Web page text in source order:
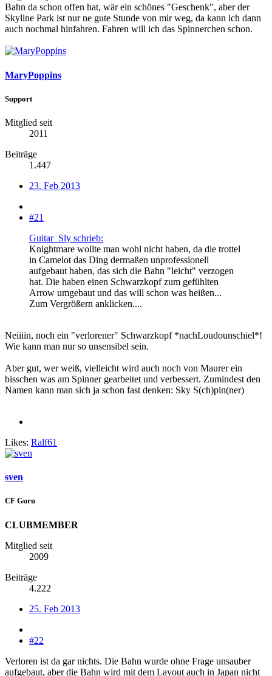
Bahn da schon offen hat, wär ein schönes "Geschenk", aber der
Skyline Park ist nur ne gute Stunde von mir weg, da kann ich dann
auch nochmal hinfahren. Fahren will ich das Spinnerchen schon.
MaryPoppins
Support
Mitglied seit
2011
Beiträge
1.447
23. Feb 2013
#21
Guitar_Sly schrieb:
Knightmare wollte man wohl nicht haben, da die trottel
in Camelot das Ding dermaßen unprofessionell
aufgebaut haben, das sich die Bahn "leicht" verzogen
hat. Die haben einen Schwarzkopf zum gefühlten
Arrow umgebaut und das will schon was heißen...
Zum Vergrößern anklicken....
Neiiiin, noch ein "verlorener" Schwarzkopf *nachLoudounschiel*!
Wie kann man nur so unsensibel sein.
Aber gut, wer weiß, vielleicht wird auch noch von Maurer ein
bisschen was am Spinner gearbeitet und verbessert. Zumindest den
Namen kann man sich ja schon fast denken: Sky S(ch)pin(ner)
Likes: Ralf61
sven
CF Guru
CLUBMEMBER
Mitglied seit
2009
Beiträge
4.222
25. Feb 2013
#22
Verloren ist da gar nichts. Die Bahn wurde ohne Frage unsauber
aufgebaut, aber die Bahn wird mit dem Layout auch in Japan nicht